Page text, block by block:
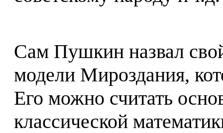
Сам Пушкин назвал
модели Мироздания,
Его можно считать
классической